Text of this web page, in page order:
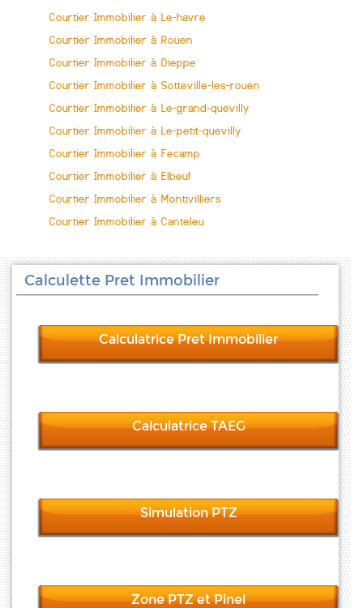
Courtier Immobilier à Le-havre
Courtier Immobilier à Rouen
Courtier Immobilier à Dieppe
Courtier Immobilier à Sotteville-les-rouen
Courtier Immobilier à Le-grand-quevilly
Courtier Immobilier à Le-petit-quevilly
Courtier Immobilier à Fecamp
Courtier Immobilier à Elbeuf
Courtier Immobilier à Montivilliers
Courtier Immobilier à Canteleu
Calculette Pret Immobilier
Calculatrice Pret Immobilier
Calculatrice TAEG
Simulation PTZ
Zone PTZ et Pinel